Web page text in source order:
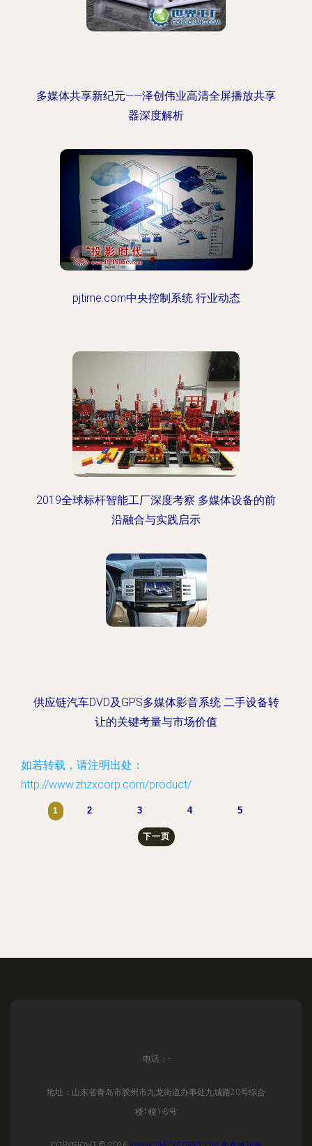
多媒体共享新纪元——泽创伟业高清全屏播放共享
器深度解析
pjtime.com中央控制系统 行业动态
2019全球标杆智能工厂深度考察 多媒体设备的前
沿融合与实践启示
供应链汽车DVD及GPS多媒体影音系统 二手设备转
让的关键考量与市场价值
如若转载，请注明出处：
http://www.zhzxcorp.com/product/
1 2 3 4 5
下一页
电话：-
地址：山东省青岛市胶州市九龙街道办事处九城路20号综合
楼1幢1-8号